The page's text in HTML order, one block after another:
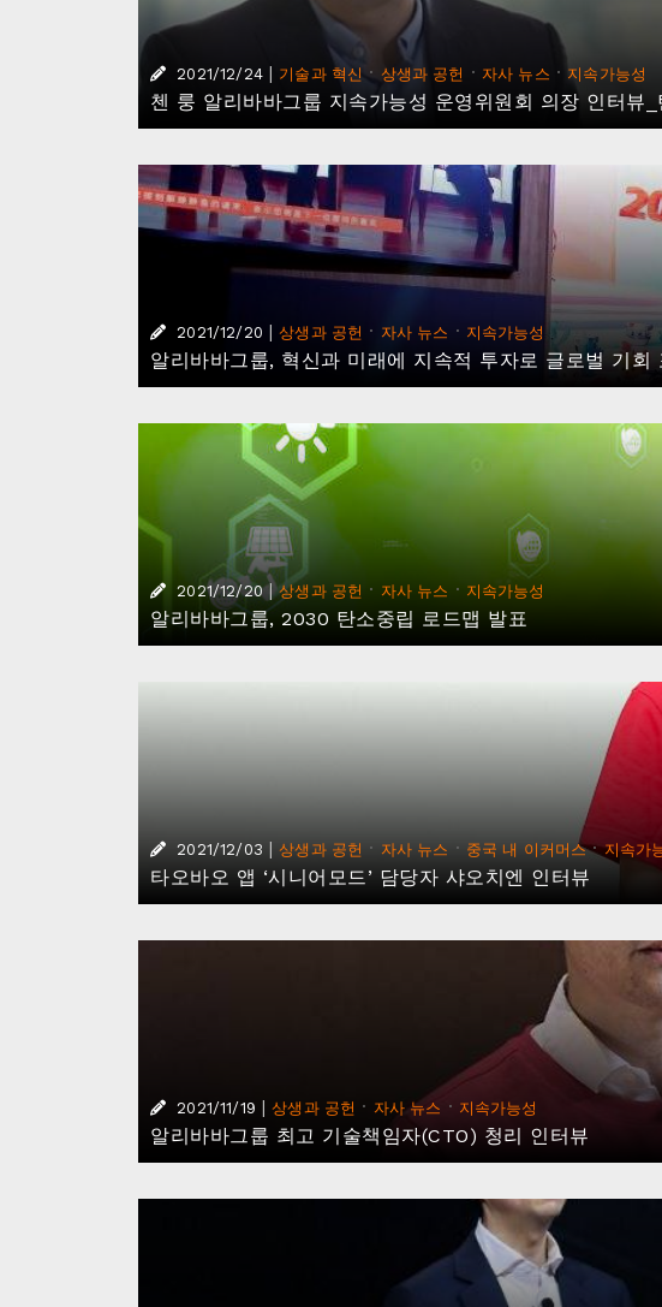
2021/12/24 기술과 혁신 · 상생과 공헌 · 자사 뉴스 · 지속가능성
첸 룽 알리바바그룹 지속가능성 운영위원회 의장 인터뷰
2021/12/20 상생과 공헌 · 자사 뉴스 · 지속가능성
알리바바그룹, 혁신과 미래에 지속적 투자로 글로벌 기회
2021/12/20 | 상생과 공헌 · 자사 뉴스 · 지속가능성
알리바바그룹, 2030 탄소중립 로드맵 발표
2021/12/03 상생과 공헌 · 자사 뉴스 · 중국 내 이커머스·지속가
타오바오 앱 ‘시니어모드’ 담당자 샤오치엔 인터뷰
2021/11/19 상생과 공헌 · 자사 뉴스 · 지속가능성
알리바바그룹 최고 기술책임자(CTO) 청리 인터뷰